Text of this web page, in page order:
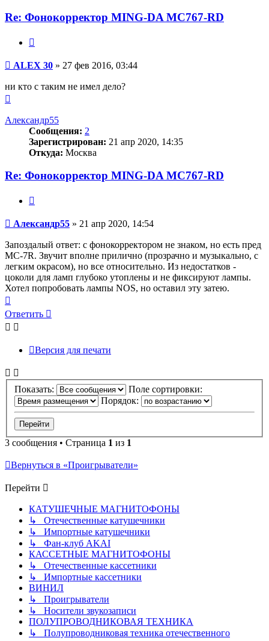
Re: Фонокорректор MING-DA MC767-RD
Сообщение
ALEX 30 » 27 фев 2016, 03:44
ни кто с таким не имел дело?
началу
Александр55
Сообщения: 2
Зарегистрирован: 21 апр 2020, 14:35
Откуда: Москва
Re: Фонокорректор MING-DA MC767-RD
Сообщение
Александр55 » 21 апр 2020, 14:54
Запоздалый ответ: с фонокорректором не знаком, но есть пред
MC-7R. Звучит вполне прилично (прозрачно и музыкально, с
легким окрасом), но все относительно. Из недостатков -
цоколи для ламп глубоко утоплены и не фиксируют лампы.
Хотел попробовать лампы NOS, но оставил эту затею.
к
началу
Ответить
Версия для печати
Показать:
Поле сортировки:
Порядок:
3 сообщения • Страница 1 из 1
Вернуться в «Проигрыватели»
Перейти
КАТУШЕЧНЫЕ МАГНИТОФОНЫ
↳ Отечественные катушечники
↳ Импортные катушечники
↳ Фан-клуб AKAI
КАССЕТНЫЕ МАГНИТОФОНЫ
↳ Отечественные кассетники
↳ Импортные кассетники
ВИНИЛ
↳ Проигрыватели
↳ Носители звукозаписи
ПОЛУПРОВОДНИКОВАЯ ТЕХНИКА
↳ Полупроводниковая техника отечественного